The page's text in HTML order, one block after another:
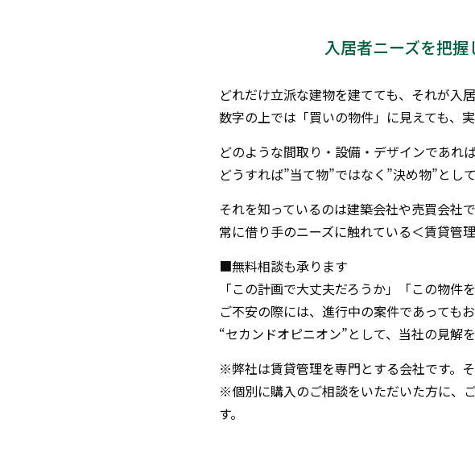
入居者ニーズを把握
どれだけ立派な建物を建てても、それが入
数字の上では「買いの物件」に見えても、
どのような間取り・設備・デザインであれ
どうすれば”当て物”ではなく”決め物”とし
それを知っているのは建築会社や売買会社で
常に借り手のニーズに触れている＜賃貸管理
■無料相談も承ります
「この計画で大丈夫だろうか」「この物件
ご不安の際には、進行中の案件であっても
“セカンドオピニオン”として、当社の見解
※弊社は賃貸管理を専門とする会社です。
※個別に購入のご相談をいただいた方に、
す。